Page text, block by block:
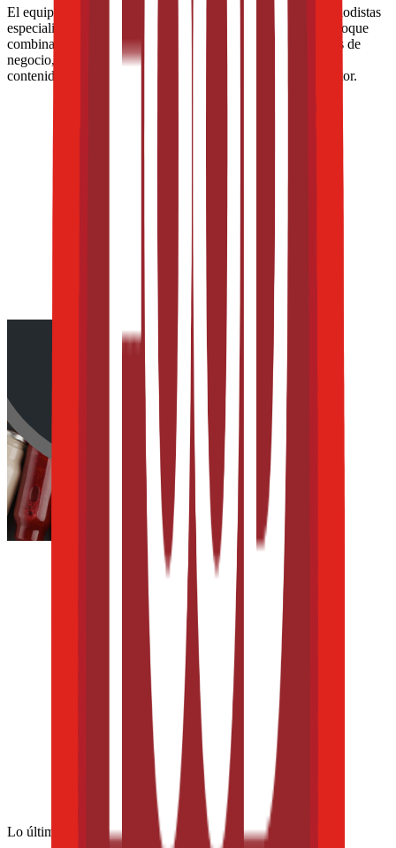
El equipo editorial de The Food Tech está integrado por periodistas
especializados en la industria de alimentos y bebidas. Su enfoque
combina análisis técnico, innovación tecnológica, tendencias de
negocio, nutrición, normatividad y packaging, para ofrecer
contenidos de alto valor dirigidos a los profesionales del sector.
Lo último